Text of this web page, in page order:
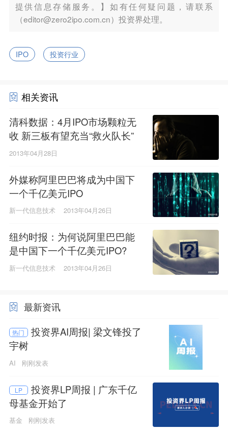
提供信息存储服务。】如有任何疑问题，请联系
（editor@zero2ipo.com.cn）投资界处理。
IPO 投资行业
相关资讯
清科数据：4月IPO市场颗粒无
收 新三板有望充当“救火队长”
2013年04月28日
外媒称阿里巴巴将成为中国下
一个千亿美元IPO
新一代信息技术 2013年04月26日
纽约时报：为何说阿里巴巴能
是中国下一个千亿美元IPO?
新一代信息技术 2013年04月26日
最新资讯
热门
投资界AI周报| 梁文锋投了
宇树
AI 刚刚发表
LP
投资界LP周报 | 广东千亿
母基金开始了
基金 刚刚发表